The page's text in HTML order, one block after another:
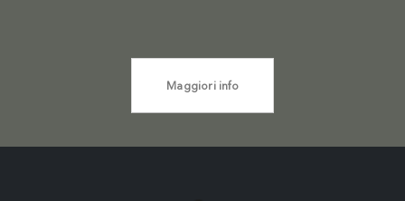
Maggiori info